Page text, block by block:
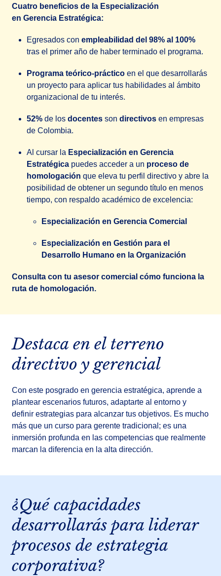
Cuatro beneficios de la Especialización
en Gerencia Estratégica:
Egresados con empleabilidad del 98% al 100%
tras el primer año de haber terminado el programa.
Programa teórico-práctico en el que desarrollarás
un proyecto para aplicar tus habilidades al ámbito
organizacional de tu interés.
52% de los docentes son directivos en empresas
de Colombia.
Al cursar la Especialización en Gerencia
Estratégica puedes acceder a un proceso de
homologación que eleva tu perfil directivo y abre la
posibilidad de obtener un segundo título en menos
tiempo, con respaldo académico de excelencia:
Especialización en Gerencia Comercial
Especialización en Gestión para el
Desarrollo Humano en la Organización
Consulta con tu asesor comercial cómo funciona la
ruta de homologación.
Destaca en el terreno
directivo y gerencial
Con este posgrado en gerencia estratégica, aprende a
plantear escenarios futuros, adaptarte al entorno y
definir estrategias para alcanzar tus objetivos. Es mucho
más que un curso para gerente tradicional; es una
inmersión profunda en las competencias que realmente
marcan la diferencia en la alta dirección.
¿Qué capacidades
desarrollarás para liderar
procesos de estrategia
corporativa?